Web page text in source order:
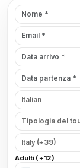
Adulti ( +12 )